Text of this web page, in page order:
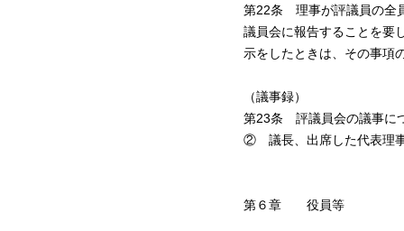
第22条 理事が評議員の全
議員会に報告することを要
示をしたときは、その事項
（議事録）
第23条 評議員会の議事に
② 議長、出席した代表理
第６章 役員等